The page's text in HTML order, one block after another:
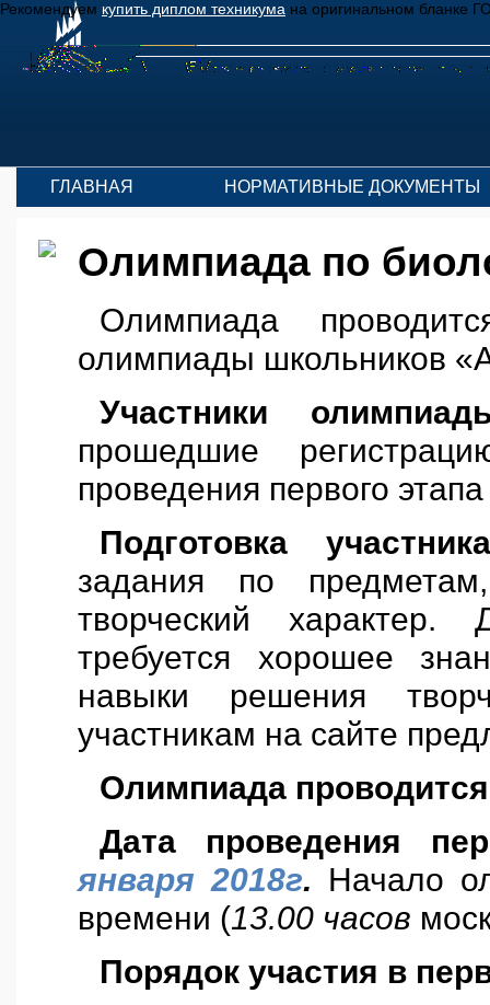
Рекомендуем купить диплом техникума на оригинальном бланке
ГЛАВНАЯ НОРМАТИВНЫЕ ДОКУМЕНТЫ
Олимпиада по
Олимпиада
олимпиады школьников
Участники
прошедшие
проведения первого
Подготовка
задания по
творческий
требуется хорошее
навыки решения
участникам на сайте
Олимпиада
Дата проведения
января 2018г. Начало
времени (13.00 часов
Порядок участия в